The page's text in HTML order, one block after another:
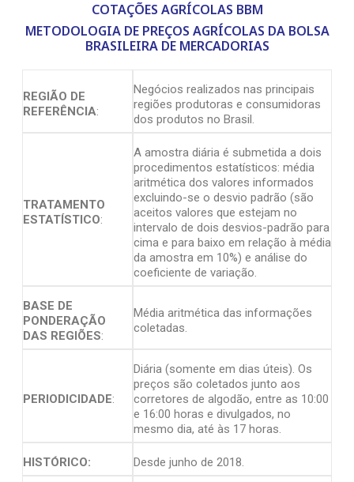
COTAÇÕES AGRÍCOLAS BBM
METODOLOGIA DE PREÇOS AGRÍCOLAS DA BOLSA
BRASILEIRA DE MERCADORIAS
REGIÃO DE
REFERÊNCIA:
Negócios realizados nas principais
regiões produtoras e consumidoras
dos produtos no Brasil.
TRATAMENTO
ESTATÍSTICO:
A amostra diária é submetida a dois
procedimentos estatísticos: média
aritmética dos valores informados
excluindo-se o desvio padrão (são
aceitos valores que estejam no
intervalo de dois desvios-padrão para
cima e para baixo em relação à média
da amostra em 10%) e análise do
coeficiente de variação.
BASE DE
PONDERAÇÃO
DAS REGIÕES:
Média aritmética das informações
coletadas.
PERIODICIDADE:
Diária (somente em dias úteis). Os
preços são coletados junto aos
corretores de algodão, entre as 10:00
e 16:00 horas e divulgados, no
mesmo dia, até às 17 horas.
HISTÓRICO: Desde junho de 2018.